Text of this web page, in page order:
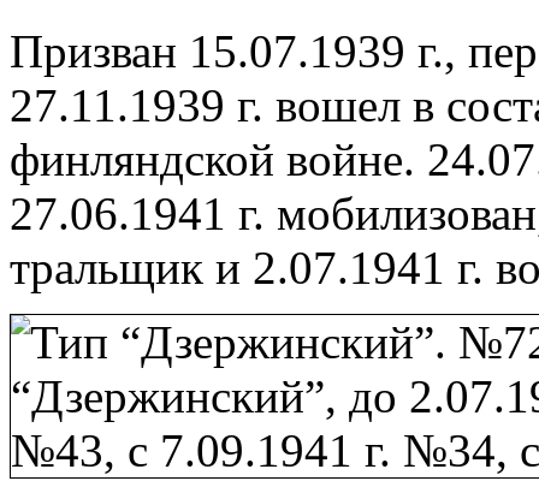
Призван 15.07.1939 г.,
27.11.1939 г. вошел в
финляндской войне.
27.06.1941 г.
тральщик и 2.07.1941 г.